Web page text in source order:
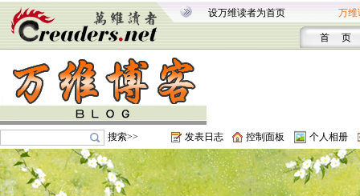
设万维读者为首页 万维
首 页
搜索>> 发表日志 控制面板 个人相册